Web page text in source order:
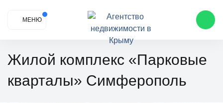
МЕНЮ
Жилой комплекс «Парковые
кварталы» Симферополь